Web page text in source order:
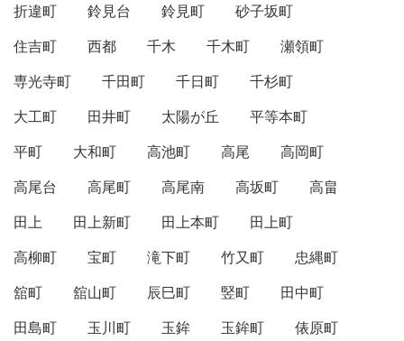
折違町
鈴見台 鈴見町
砂子坂町
住吉町
西都 千木 千木町
瀬領町
専光寺町
千田町 千日町
千杉町
大工町
田井町 太陽が丘
平等本町
平町
大和町 高池町 高尾
高岡町
高尾台
高尾町 高尾南 高坂町
高畠
田上
田上新町 田上本町
田上町
高柳町
宝町 滝下町 竹又町
忠縄町
舘町
舘山町 辰巳町 竪町
田中町
田島町
玉川町 玉鉾 玉鉾町
俵原町